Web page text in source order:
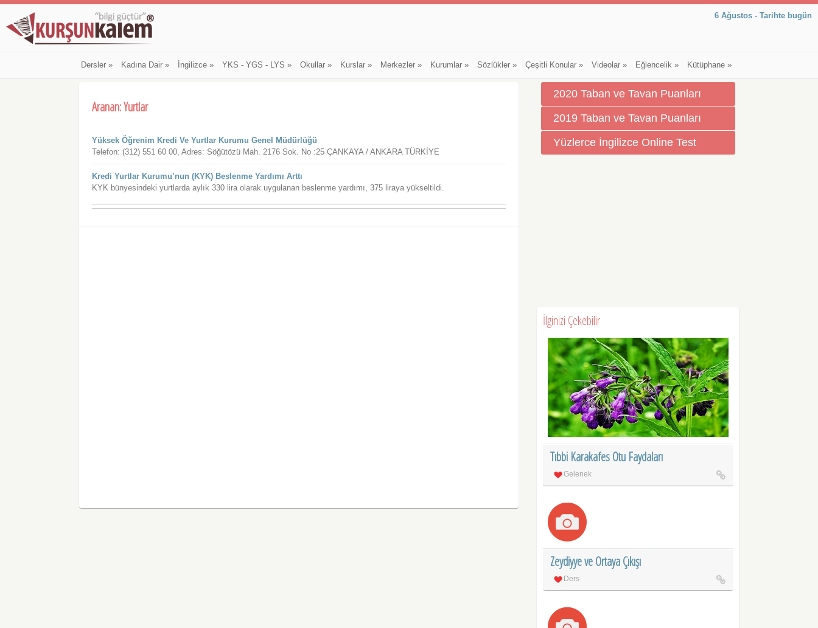
6 Ağustos - Tarihte bugün
Dersler» Kadına Dair» İngilizce» YKS - YGS - LYS » Okullar» Kurslar» Merkezler» Kurumlar» Sözlükler» Çeşitli Konular» Videolar» Eğlencelik» Kütüphane»
Aranan: Yurtlar
Yüksek Öğrenim Kredi Ve Yurtlar Kurumu Genel Müdürlüğü
Telefon: (312) 551 60 00, Adres: Söğütözü Mah. 2176 Sok. No :25 ÇANKAYA / ANKARA TÜRKİYE
Kredi Yurtlar Kurumu’nun (KYK) Beslenme Yardımı Arttı
KYK bünyesindeki yurtlarda aylık 330 lira olarak uygulanan beslenme yardımı, 375 liraya yükseltildi.
2020 Taban ve Tavan Puanları
2019 Taban ve Tavan Puanları
Yüzlerce İngilizce Online Test
İlginizi Çekebilir
Tıbbi Karakafes Otu Faydaları
Gelenek
Zeydiyye ve Ortaya Çıkışı
Ders